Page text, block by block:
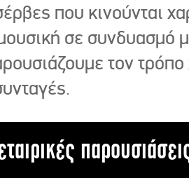
που κινούνται
σε συνδυασμό
τον